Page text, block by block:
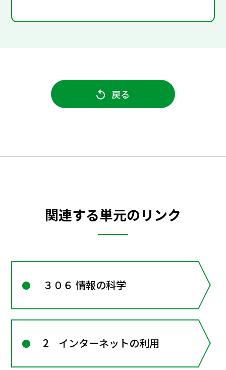
戻る
関連する単元のリンク
３０６ 情報の科学
2 インターネットの利用